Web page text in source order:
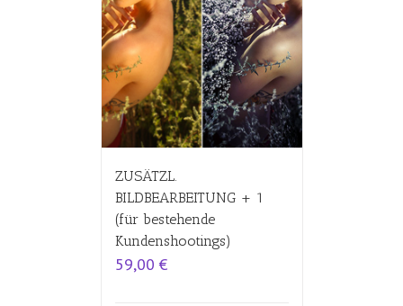
ZUSÄTZL.
BILDBEARBEITUNG + 1
(für bestehende
Kundenshootings)
59,00 €